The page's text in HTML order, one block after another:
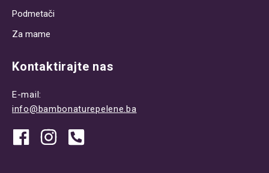
Podmetači
Za mame
Kontaktirajte nas
E-mail:
info@bambonaturepelene.ba